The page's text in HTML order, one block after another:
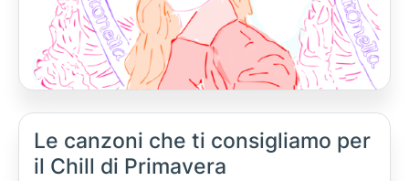
Le canzoni che ti consigliamo per
il Chill di Primavera